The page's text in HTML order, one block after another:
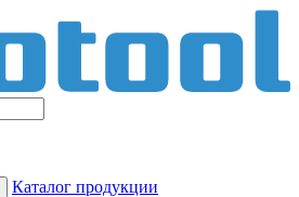
Каталог продукции